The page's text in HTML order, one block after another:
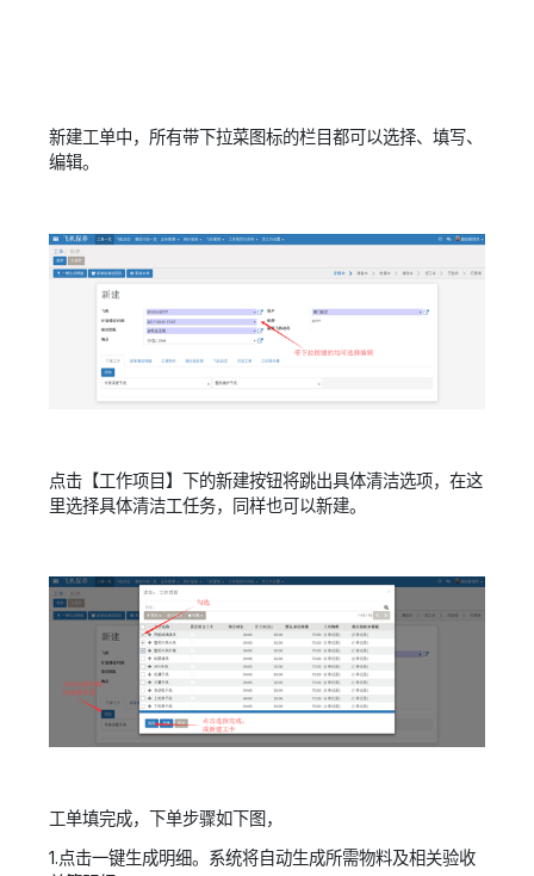
新建工单中，所有带下拉菜图标的栏目都可以选择、填写、
编辑。
点击【工作项目】下的新建按钮将跳出具体清洁选项，在这
里选择具体清洁工任务，同样也可以新建。
工单填完成，下单步骤如下图，
1.点击一键生成明细。系统将自动生成所需物料及相关验收